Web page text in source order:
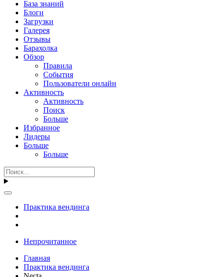
База знаний
Блоги
Загрузки
Галерея
Отзывы
Барахолка
Обзор
Правила
События
Пользователи онлайн
Активность
Активность
Поиск
Больше
Избранное
Лидеры
Больше
Больше
Практика вендинга
Непрочитанное
Главная
Практика вендинга